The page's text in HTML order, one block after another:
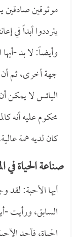
موثوقين صادقين
يترددوا أبداً في
وأيضاً: لا بد -
جهة أخرى، ثم أن
اليائس لا يمكن
محكوم عليه أنه
كان لديه همة
صناعة الحياة في
أيها الأحبة: لقد
السابق، ورأيت